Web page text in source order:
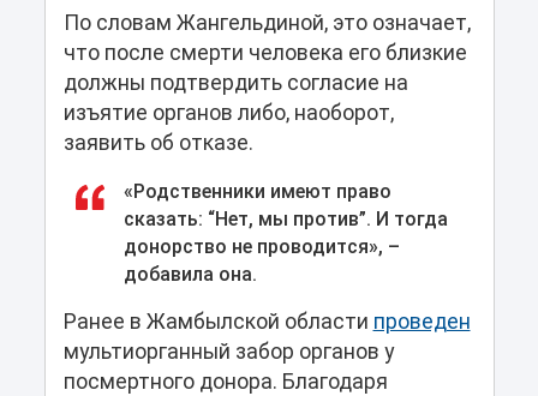
По словам Жангельдиной, это означает,
что после смерти человека его близкие
должны подтвердить согласие на
изъятие органов либо, наоборот,
заявить об отказе.
«Родственники имеют право
сказать: “Нет, мы против”. И тогда
донорство не проводится», –
добавила она.
Ранее в Жамбылской области проведен
мультиорганный забор органов у
посмертного донора. Благодаря